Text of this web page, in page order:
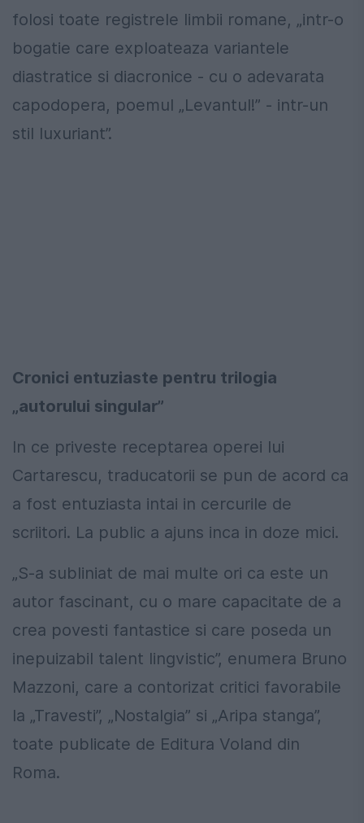
folosi toate registrele limbii romane, „intr-o
bogatie care exploateaza variantele
diastratice si diacronice - cu o adevarata
capodopera, poemul „Levantul!” - intr-un
stil luxuriant”.
Cronici entuziaste pentru trilogia
„autorului singular”
In ce priveste receptarea operei lui
Cartarescu, traducatorii se pun de acord ca
a fost entuziasta intai in cercurile de
scriitori. La public a ajuns inca in doze mici.
„S-a subliniat de mai multe ori ca este un
autor fascinant, cu o mare capacitate de a
crea povesti fantastice si care poseda un
inepuizabil talent lingvistic”, enumera Bruno
Mazzoni, care a contorizat critici favorabile
la „Travesti”, „Nostalgia” si „Aripa stanga”,
toate publicate de Editura Voland din
Roma.